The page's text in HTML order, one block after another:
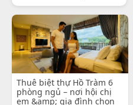
Thuê biệt thự Hồ Tràm 6
phòng ngủ – nơi hội chị
em &amp; gia đình chọn